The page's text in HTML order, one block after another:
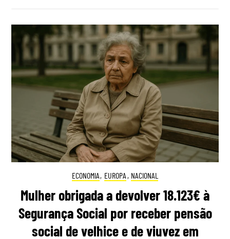
ECONOMIA, EUROPA , NACIONAL
Mulher obrigada a devolver 18.123€ à
Segurança Social por receber pensão
social de velhice e de viuvez em